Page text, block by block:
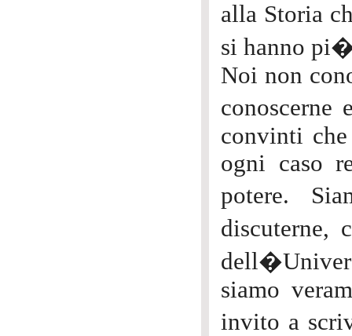
alla Storia
si hanno
Noi non
conoscerne
convinti che
ogni caso
potere.
siamo
invito a